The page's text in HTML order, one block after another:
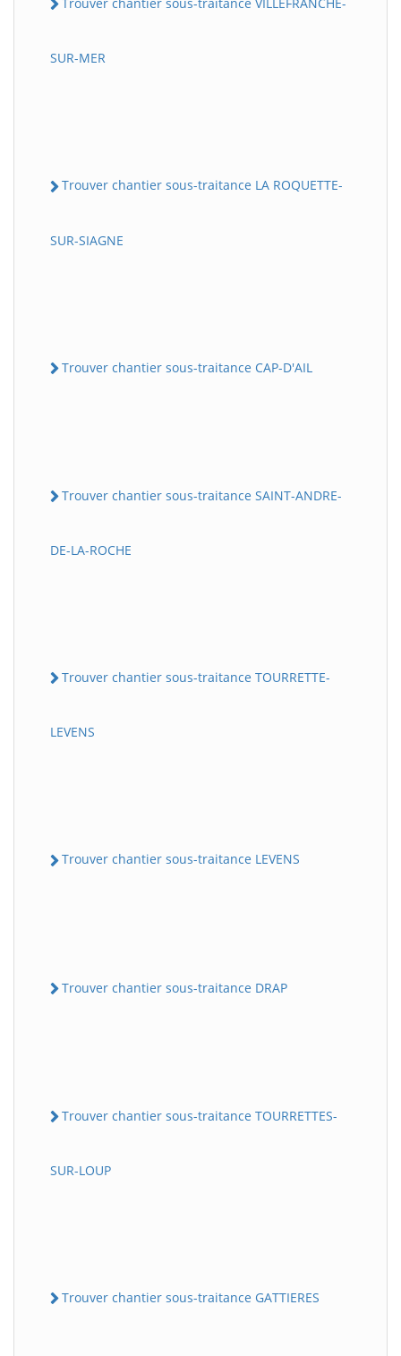
SUR-MER
Trouver chantier sous-traitance LA ROQUETTE-
SUR-SIAGNE
Trouver chantier sous-traitance CAP-D'AIL
Trouver chantier sous-traitance SAINT-ANDRE-
DE-LA-ROCHE
Trouver chantier sous-traitance TOURRETTE-
LEVENS
Trouver chantier sous-traitance LEVENS
Trouver chantier sous-traitance DRAP
Trouver chantier sous-traitance TOURRETTES-
SUR-LOUP
Trouver chantier sous-traitance GATTIERES